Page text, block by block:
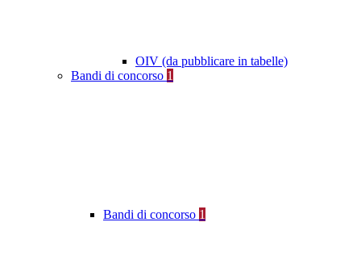
OIV (da pubblicare in tabelle)
Bandi di concorso 1
Bandi di concorso 1